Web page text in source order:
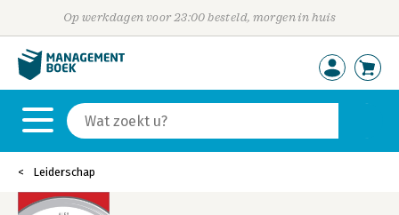
Op werkdagen voor 23:00 besteld, morgen in huis
Leiderschap